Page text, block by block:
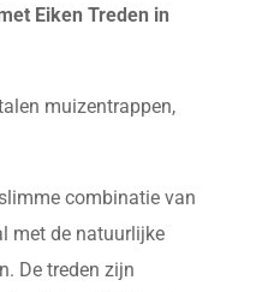
Eiken Treden in
muizentrappen,
combinatie van
met de natuurlijke
De treden zijn